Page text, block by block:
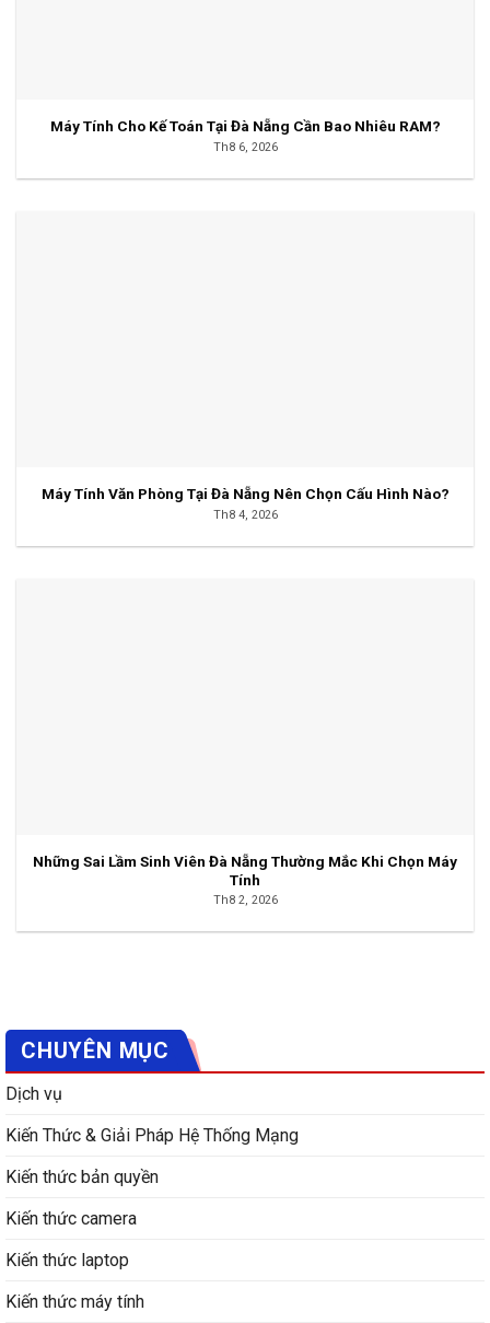
Máy Tính Cho Kế Toán Tại Đà Nẵng Cần Bao Nhiêu RAM?
Th8 6, 2026
Máy Tính Văn Phòng Tại Đà Nẵng Nên Chọn Cấu Hình Nào?
Th8 4, 2026
Những Sai Lầm Sinh Viên Đà Nẵng Thường Mắc Khi Chọn Máy
Tính
Th8 2, 2026
CHUYÊN MỤC
Dịch vụ
Kiến Thức & Giải Pháp Hệ Thống Mạng
Kiến thức bản quyền
Kiến thức camera
Kiến thức laptop
Kiến thức máy tính